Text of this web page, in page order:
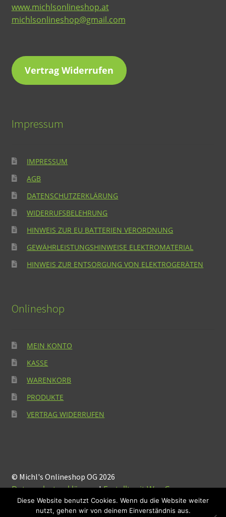
www.michlsonlineshop.at
michlsonlineshop@gmail.com
Vertrag Widerrufen
Impressum
IMPRESSUM
AGB
DATENSCHUTZERKLÄRUNG
WIDERRUFSBELEHRUNG
HINWEIS ZUR EU BATTERIEN VERORDNUNG
GEWÄHRLEISTUNGSHINWEISE ELEKTROMATERIAL
HINWEIS ZUR ENTSORGUNG VON ELEKTROGERÄTEN
Onlineshop
MEIN KONTO
KASSE
WARENKORB
PRODUKTE
VERTRAG WIDERRUFEN
© Michl's Onlineshop OG 2026
Datenschutzerklärung Erstellt mit WooCommerce.
Diese Website benutzt Cookies. Wenn du die Website weiter
nutzt, gehen wir von deinem Einverständnis aus.